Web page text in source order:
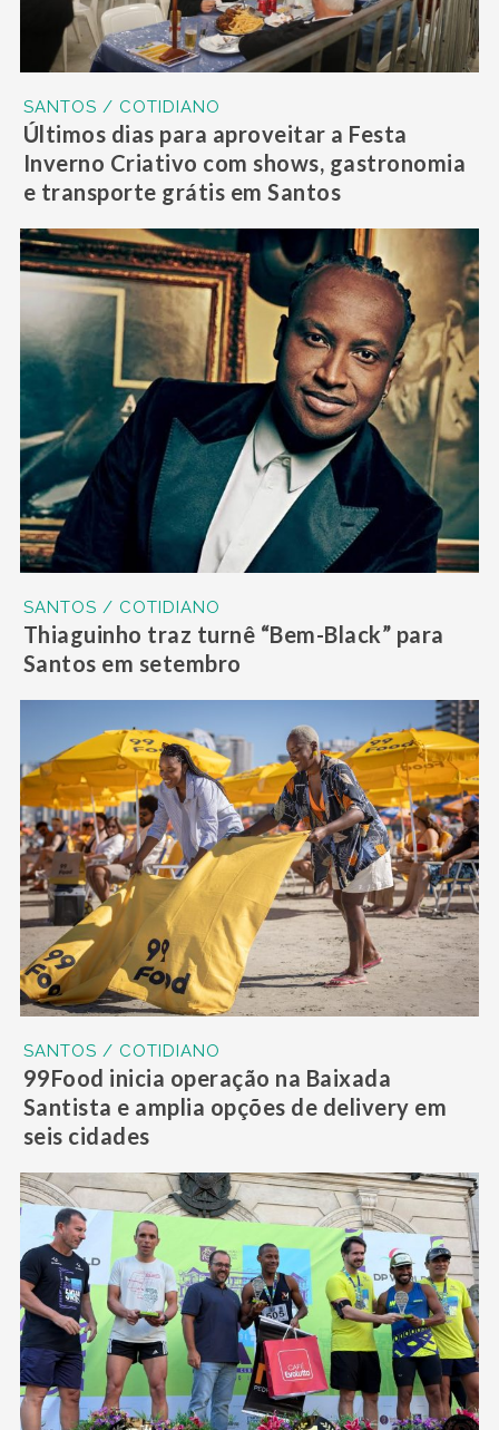
SANTOS / COTIDIANO
Últimos dias para aproveitar a Festa
Inverno Criativo com shows, gastronomia
e transporte grátis em Santos
SANTOS / COTIDIANO
Thiaguinho traz turnê “Bem-Black” para
Santos em setembro
SANTOS / COTIDIANO
99Food inicia operação na Baixada
Santista e amplia opções de delivery em
seis cidades